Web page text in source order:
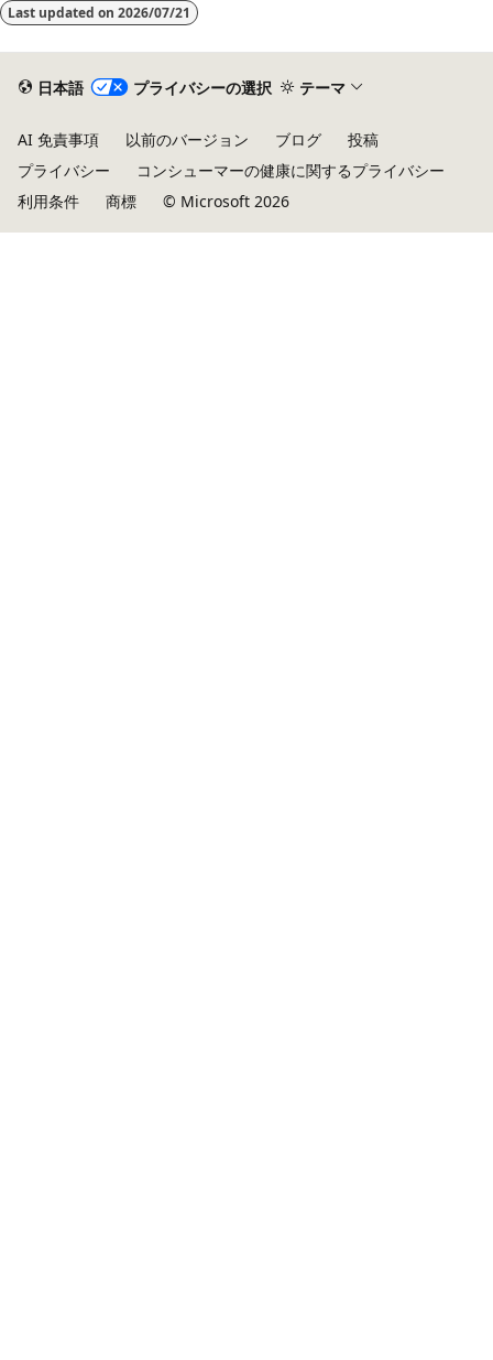
Last updated on 2026/07/21
日本語 プライバシーの選択 テーマ
AI 免責事項 以前のバージョン ブログ
投稿
プライバシー
コンシューマーの健康に関するプライバシー
利用条件
商標 © Microsoft 2026